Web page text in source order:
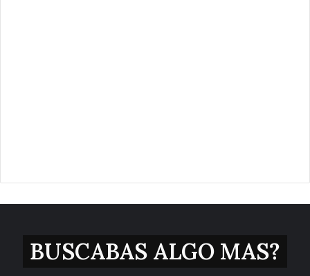
BUSCABAS ALGO MAS?